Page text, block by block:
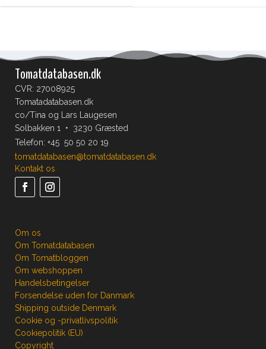
Tomatdatabasen.dk
CVR: 27008925
Tomatadatabasen.dk
co/Tina og Lars Laugesen
Solbakken 1 • 3230 Græsted
Telefon: +45 50 50 20 19
tomatdatabasen@tomatdatabasen.dk
Kontakt os
Om os
Om Tomatdatabasen
Om Tomatbloggen
Om webshoppen
Handelsbetingelser
Forsendelse uden for Danmark
Shipping outside Denmark
Cookie og -privatlivspolitik
Cookiepolitik (EU)
Copyright